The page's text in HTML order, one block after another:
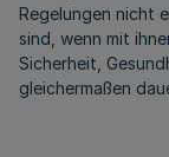
Regelungen nicht
sind, wenn mit
Sicherheit,
gleichermaßen